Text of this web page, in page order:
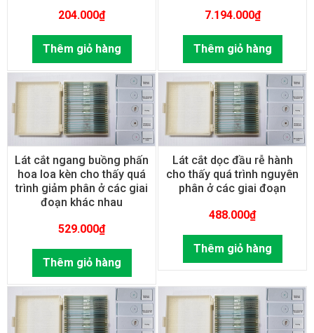
204.000₫
Thêm giỏ hàng
7.194.000₫
Thêm giỏ hàng
Lát cắt ngang buồng phấn
hoa loa kèn cho thấy quá
trình giảm phân ở các giai
đoạn khác nhau
529.000₫
Thêm giỏ hàng
Lát cắt dọc đầu rễ hành
cho thấy quá trình nguyên
phân ở các giai đoạn
488.000₫
Thêm giỏ hàng